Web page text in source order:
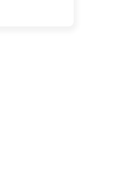
时刻“失